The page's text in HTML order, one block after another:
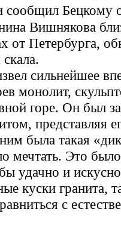
сообщил
Вишнякова
от Петербурга,
сильнейшее
монолит,
горе. Он был
представляя
была такая
мечтать. Это
удачно и
куски гранита,
с